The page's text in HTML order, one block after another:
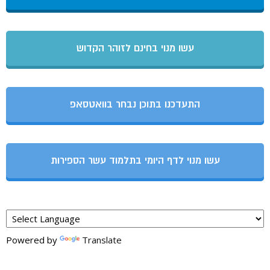
עשו מנוי בחינם לזוהר הקדוש
התעדכנו בתוכן נבחר בוואטסאפ
עשו מנוי לדף היומי בתלמוד עשר הספירות
Powered by Translate